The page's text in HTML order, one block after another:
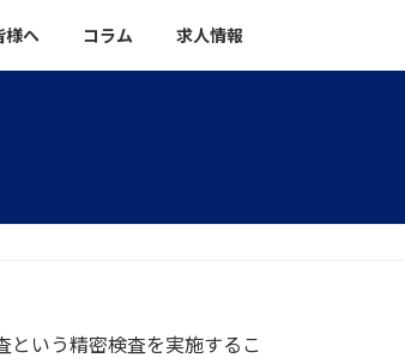
様へ コラム 求人情報
いう精密検査を実施するこ